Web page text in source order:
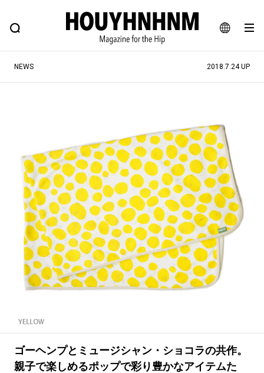
JA
EN
FEATURE BLOG SNAP
ヒップなファッション、カルチャー、ライフスタイルWEBマガジン
#憧れの逸品
#ESSENTIAL DESIGNS #古着サミット
#NEW VINTAGE #マイナーグッド図鑑
#路地裏てぃーん。 #MONTHLY JOURNAL
#GH 銘品の所以 #フイナムのYouTube
#Commune H #FOCUS IT #AH.H
#ととけん #FASHION #MUSIC #MOVIE
#LIFESTYLE #SNEAKER #OUTDOOR
#SPORTS #HANDSOME HANDBOOK
NEWS 2018.7.24 UP
ゴーヘンプとミュージシャン・ショコラの共作。
親子で楽しめるポップで彩り豊かなアイテムた